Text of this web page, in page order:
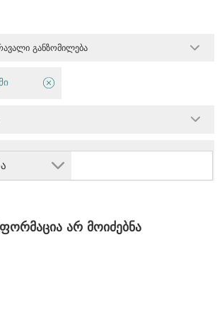
განზომილება
არ მოიძებნა